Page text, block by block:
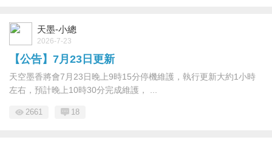
天墨-小總
2026-7-23
【公告】7月23日更新
天空墨香將會7月23日晚上9時15分停機維護，執行更新大約1小時
左右，預計晚上10時30分完成維護， ...
2661 18